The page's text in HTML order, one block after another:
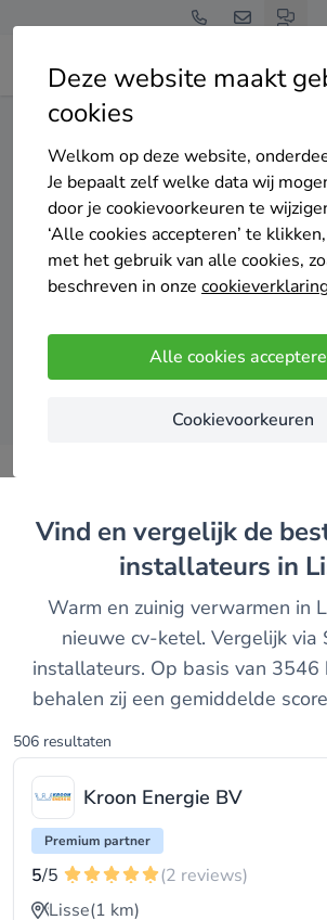
Deze website maakt
cookies
Welkom op deze website,
Je bepaalt zelf welke data wij
door je cookievoorkeuren te
‘Alle cookies accepteren’ te
met het gebruik van alle cookies,
beschreven in onze
Alle cookies
Cookievoorkeuren
Home Cv-ketel
Gratis en
Top 20 cv-ketel
installateurs
Vergelijk offertes
Vind en vergelijk de beste cv-ketel
installateurs in
Warm en zuinig verwarmen in
nieuwe cv-ketel. Vergelijk via
installateurs. Op basis van 3546
behalen zij een gemiddelde
506 resultaten
Kroon Energie BV
Premium partner
5/5
(2 reviews)
Lisse(1 km)